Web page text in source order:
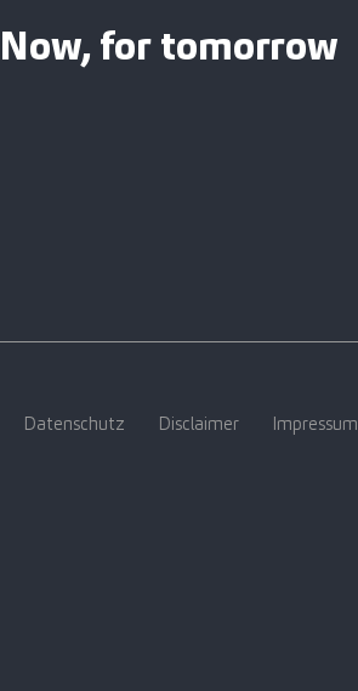
Now, for tomorrow
Datenschutz Disclaimer Impressum